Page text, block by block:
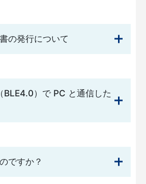
の発行について
BLE4.0）で PC と通信した
ですか？